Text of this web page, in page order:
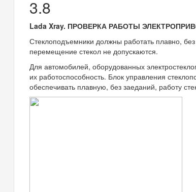
3.8
Lada Xray. ПРОВЕРКА РАБОТЫ
Стеклоподъемники должны работать плавно,
перемещение стекол не допускаются.
Для автомобилей, оборудованных
их работоспособность. Блок управления
обеспечивать плавную, без заеданий, работу